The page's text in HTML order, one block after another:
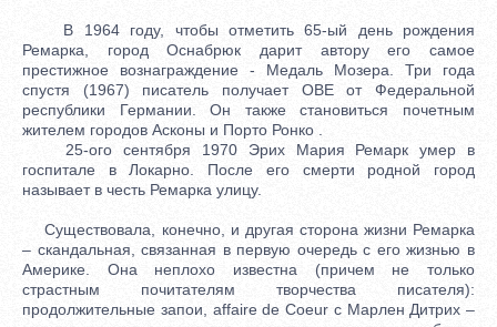
В 1964 году, чтобы отметить 65-ый день рождения
Ремарка, город Оснабрюк дарит автору его самое
престижное вознаграждение - Медаль Mозера. Три года
спустя (1967) писатель получает OBE от Федеральной
республики Германии. Он также становиться почетным
жителем городов Асконы и Порто Ронко .
25-ого сентября 1970 Эрих Мария Ремарк умер в
госпитале в Локарно. После его смерти родной город
называет в честь Ремарка улицу.
Существовала, конечно, и другая сторона жизни Ремарка
– скандальная, связанная в первую очередь с его жизнью в
Америке. Она неплохо известна (причем не только
страстным почитателям творчества писателя):
продолжительные запои, affaire de Coeur с Марлен Дитрих –